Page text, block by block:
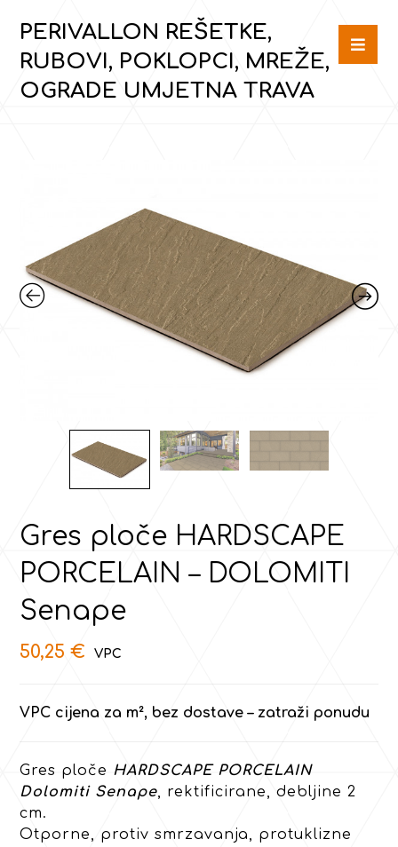
PERIVALLON REŠETKE,
RUBOVI, POKLOPCI, MREŽE,
OGRADE UMJETNA TRAVA
Gres ploče HARDSCAPE
PORCELAIN – DOLOMITI
Senape
50,25€
VPC cijena za m², bez dostave – zatraži ponudu
Gres ploče HARDSCAPE PORCELAIN
Dolomiti Senape, rektificirane, debljine 2
cm.
Otporne, protiv smrzavanja, protuklizne